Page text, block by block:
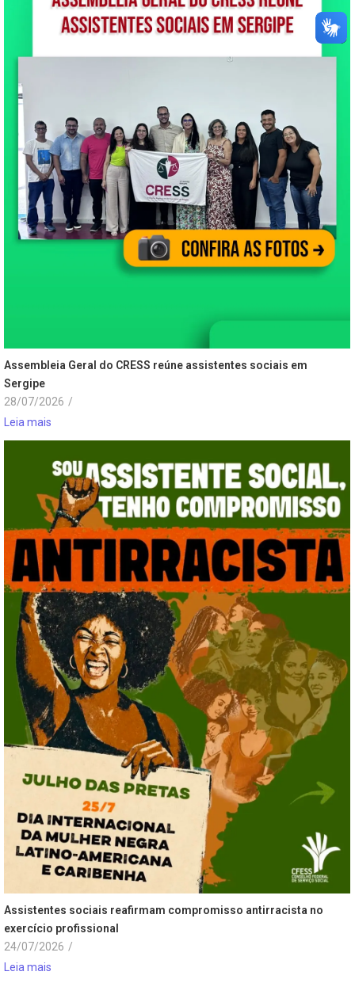
Assembleia Geral do CRESS reúne assistentes sociais em
Sergipe
28/07/2026 /
Leia mais
Assistentes sociais reafirmam compromisso antirracista no
exercício profissional
24/07/2026 /
Leia mais